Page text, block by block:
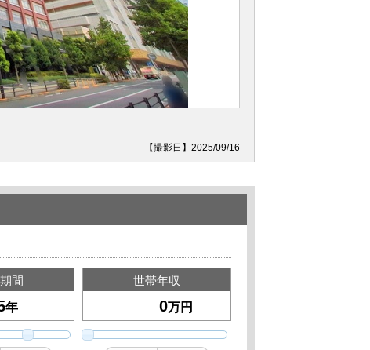
【撮影日】2025/09/16
間
年
世帯年収
万円